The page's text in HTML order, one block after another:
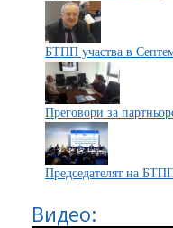
БТПП участва в
Преговори за
Председателят на
Видео: